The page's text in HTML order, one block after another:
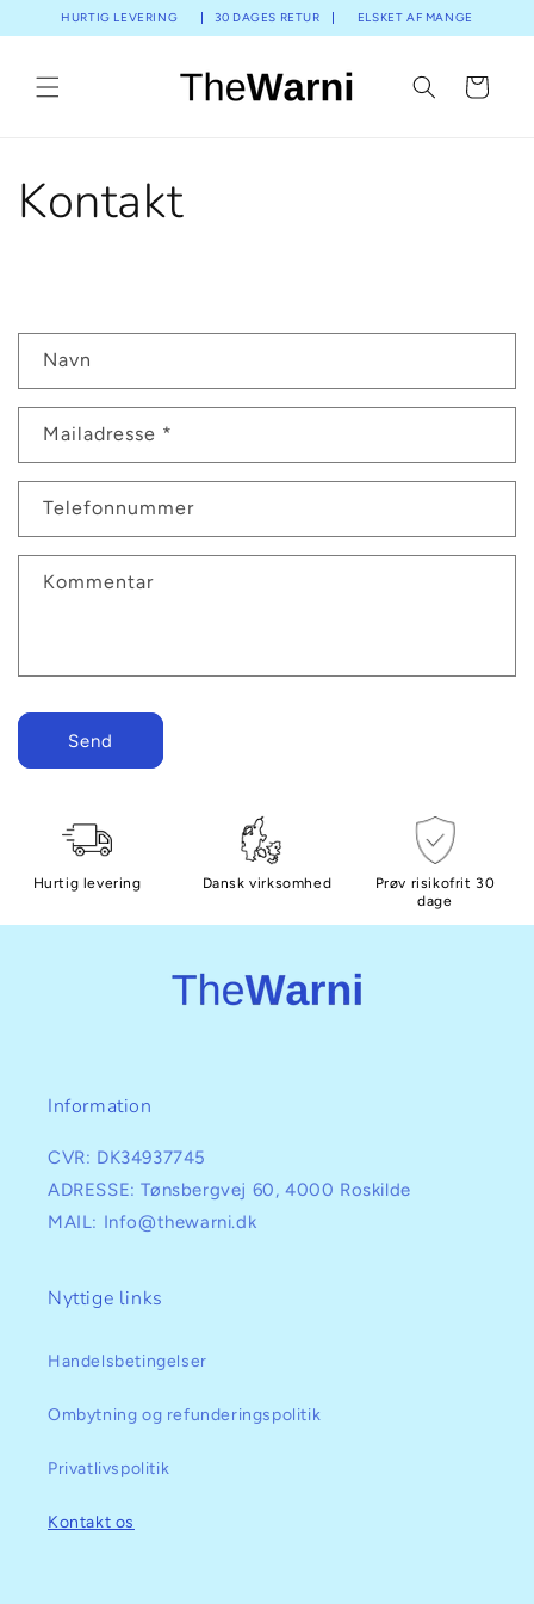
Gå til
indhold
HURTIG LEVERING 30 DAGES RETUR ELSKET AF MANGE
Indkøbskurv
Kontakt
n
a
t
f
l
Navn
Mailadresse *
Telefonnummer
Kommentar
Send
Hurtig levering Dansk virksomhed
Prøv risikofrit 30
dage
Information
CVR: DK34937745
ADRESSE: Tønsbergvej 60, 4000 Roskilde
MAIL: Info@thewarni.dk
Nyttige links
Handelsbetingelser
Ombytning og refunderingspolitik
Privatlivspolitik
Kontakt os